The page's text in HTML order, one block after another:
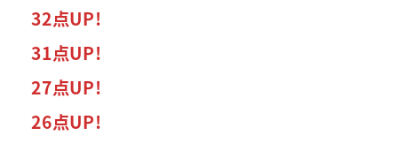
32点UP!
31点UP!
27点UP!
26点UP!